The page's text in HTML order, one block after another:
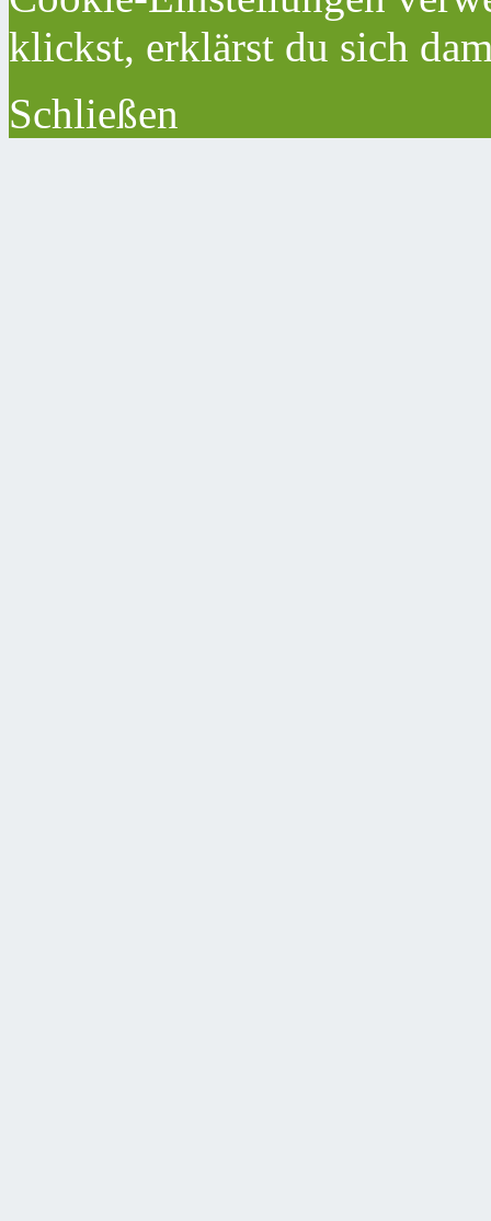
klickst, erklärst du sich
Schließen